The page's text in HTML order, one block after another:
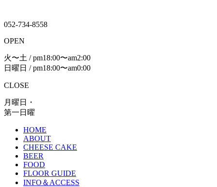
052-734-8558
OPEN
火〜土 / pm18:00〜am2:00
日曜日 / pm18:00〜am0:00
CLOSE
月曜日・
第一日曜
HOME
ABOUT
CHEESE CAKE
BEER
FOOD
FLOOR GUIDE
INFO＆ACCESS